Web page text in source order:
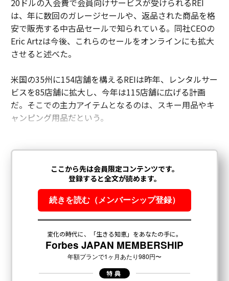
20ドルの入会費で会員向けサービスが受けられるREI
は、年に数回のガレージセールや、返品された商品を格
安で販売する中古品セールで知られている。同社CEOの
Eric Artzは今後、これらのセールをオンラインにも拡大
させると述べた。
米国の35州に154店舗を構えるREIは昨年、レンタルサー
ビスを85店舗に拡大し、今年は115店舗に広げる計画
だ。そこでの主力アイテムとなるのは、スキー用品やキ
ャンピング用品だという。